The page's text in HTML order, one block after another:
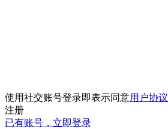
使用社交账号登录即表示同意用户协议
注册
已有账号，立即登录